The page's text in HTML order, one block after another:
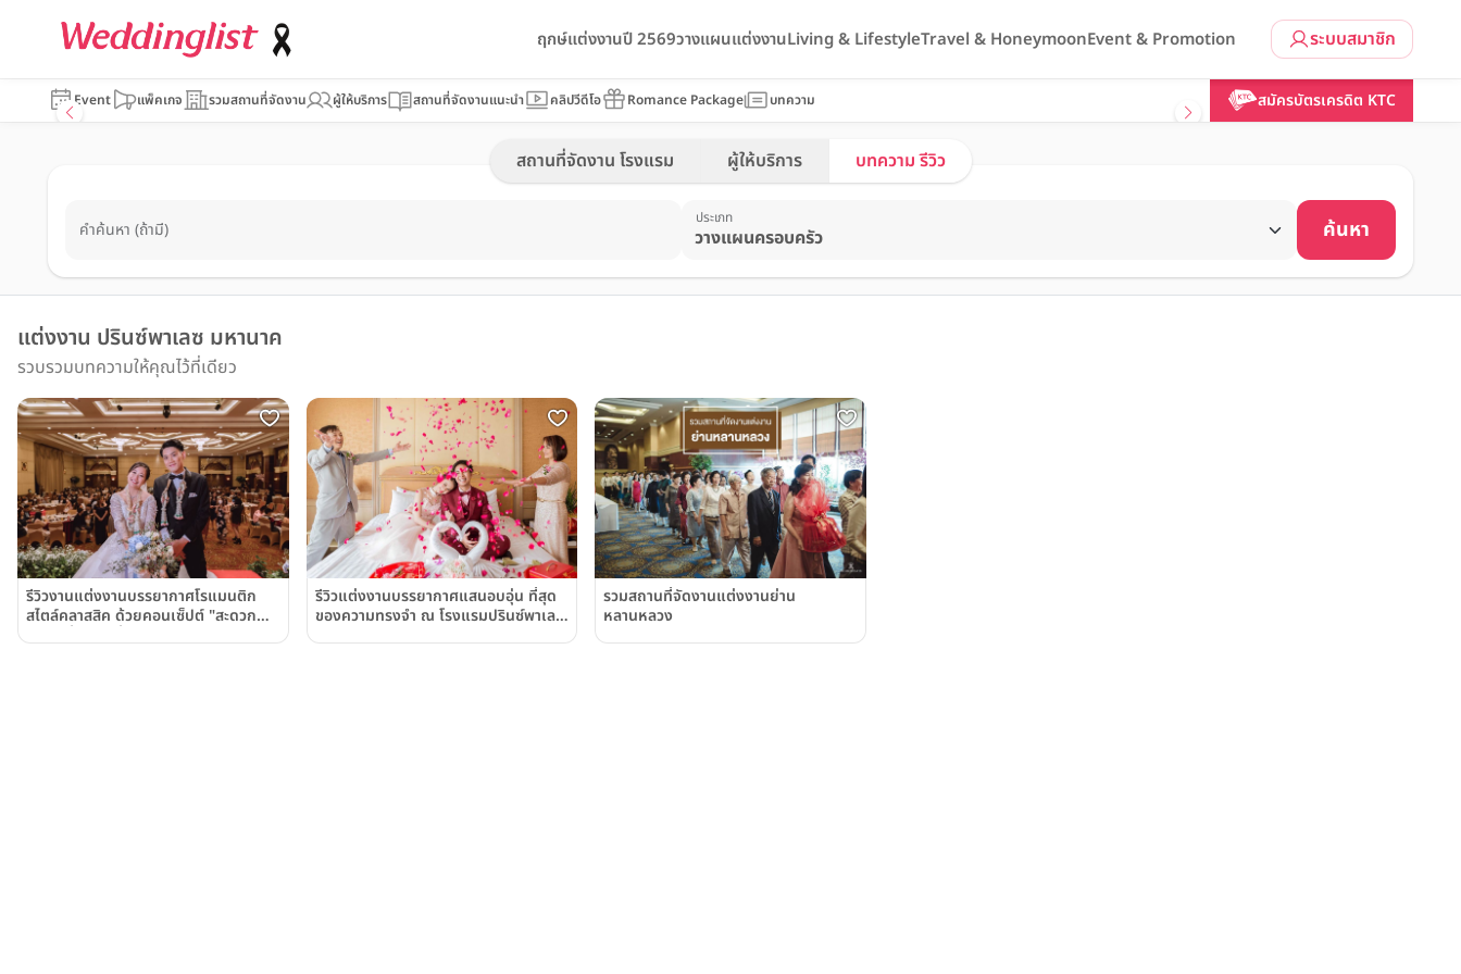
ระบบสมาชิก
ฤกษ์แต่งงานปี 2569วางแผนแต่งงานLiving & LifestyleTravel & HoneymoonEvent & Promotion
Event แพ็คเกจ รวมสถานที่จัดงาน ผู้ให้บริการ สถานที่จัดงานแนะนำ คลิปวีดีโอ Romance Package บทความ สมัครบัตรเครดิต KTC
สถานที่จัดงาน โรงแรม ผู้ให้บริการ บทความ รีวิว
คำค้นหา (ถ้ามี)
ประเภท ค้นหา
แต่งงาน ปรินซ์พาเลซ มหานาค
รวบรวมบทความให้คุณไว้ที่เดียว
รีวิวงานแต่งงานบรรยากาศโรแมนติก
สไตล์คลาสสิค ด้วยคอนเซ็ปต์ "สะดวก
รีวิวแต่งงานบรรยากาศแสนอบอุ่น ที่สุด
ของความทรงจำ ณ โรงแรมปรินซ์พาเลซ
รวมสถานที่จัดงานแต่งงานย่าน
หลานหลวง